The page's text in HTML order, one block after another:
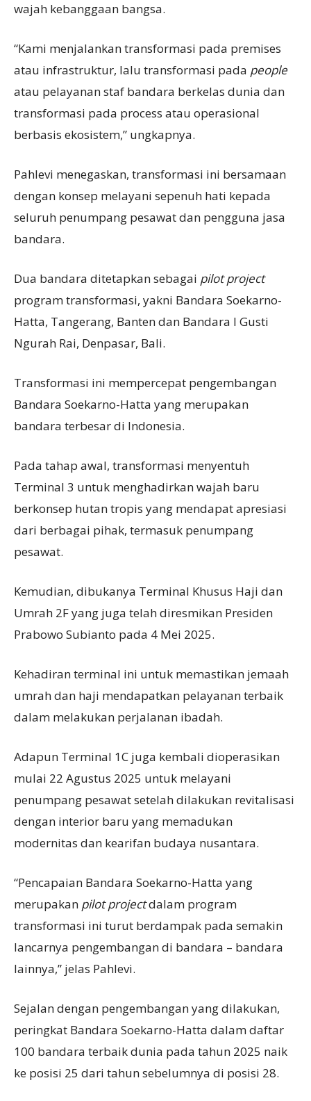
wajah kebanggaan bangsa.
“Kami menjalankan transformasi pada premises
atau infrastruktur, lalu transformasi pada people
atau pelayanan staf bandara berkelas dunia dan
transformasi pada process atau operasional
berbasis ekosistem,” ungkapnya.
Pahlevi menegaskan, transformasi ini bersamaan
dengan konsep melayani sepenuh hati kepada
seluruh penumpang pesawat dan pengguna jasa
bandara.
Dua bandara ditetapkan sebagai pilot project
program transformasi, yakni Bandara Soekarno-
Hatta, Tangerang, Banten dan Bandara I Gusti
Ngurah Rai, Denpasar, Bali.
Transformasi ini mempercepat pengembangan
Bandara Soekarno-Hatta yang merupakan
bandara terbesar di Indonesia.
Pada tahap awal, transformasi menyentuh
Terminal 3 untuk menghadirkan wajah baru
berkonsep hutan tropis yang mendapat apresiasi
dari berbagai pihak, termasuk penumpang
pesawat.
Kemudian, dibukanya Terminal Khusus Haji dan
Umrah 2F yang juga telah diresmikan Presiden
Prabowo Subianto pada 4 Mei 2025.
Kehadiran terminal ini untuk memastikan jemaah
umrah dan haji mendapatkan pelayanan terbaik
dalam melakukan perjalanan ibadah.
Adapun Terminal 1C juga kembali dioperasikan
mulai 22 Agustus 2025 untuk melayani
penumpang pesawat setelah dilakukan revitalisasi
dengan interior baru yang memadukan
modernitas dan kearifan budaya nusantara.
“Pencapaian Bandara Soekarno-Hatta yang
merupakan pilot projectdalam program
transformasi ini turut berdampak pada semakin
lancarnya pengembangan di bandara – bandara
lainnya,” jelas Pahlevi.
Sejalan dengan pengembangan yang dilakukan,
peringkat Bandara Soekarno-Hatta dalam daftar
100 bandara terbaik dunia pada tahun 2025 naik
ke posisi 25 dari tahun sebelumnya di posisi 28.